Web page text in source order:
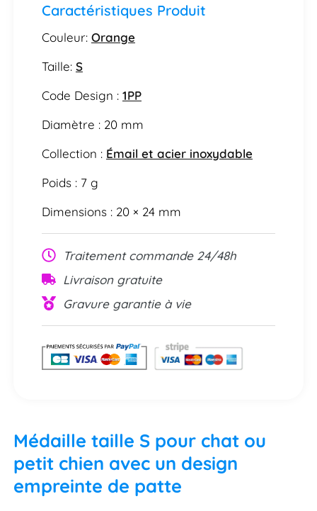
Caractéristiques Produit
Couleur: Orange
Taille: S
Code Design : 1PP
Diamètre : 20 mm
Collection : Émail et acier inoxydable
Poids : 7 g
Dimensions : 20 × 24 mm
Traitement commande 24/48h
Livraison gratuite
Gravure garantie à vie
Médaille taille S pour chat ou
petit chien avec un design
empreinte de patte